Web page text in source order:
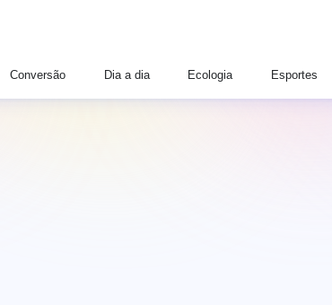
Conversão Dia a dia Ecologia Esportes